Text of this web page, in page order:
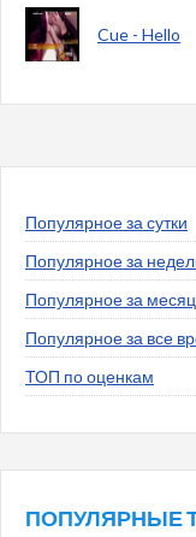
Cue - Hello
Популярное за сутки
Популярное за
Популярное за месяц
Популярное за все
ТОП по оценкам
ПОПУЛЯРНЫЕ